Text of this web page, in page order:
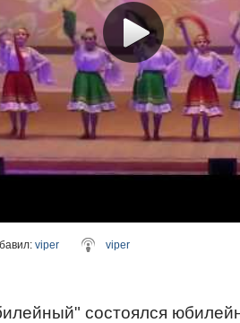
: viper viper
состоялся